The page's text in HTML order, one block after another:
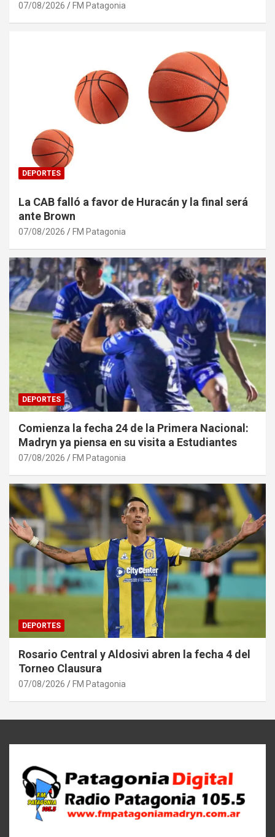
07/08/2026 FM Patagonia
DEPORTES
La CAB falló a favor de Huracán y la final será
ante Brown
07/08/2026 FM Patagonia
DEPORTES
Comienza la fecha 24 de la Primera Nacional:
Madryn ya piensa en su visita a Estudiantes
07/08/2026 FM Patagonia
DEPORTES
Rosario Central y Aldosivi abren la fecha 4 del
Torneo Clausura
07/08/2026 FM Patagonia